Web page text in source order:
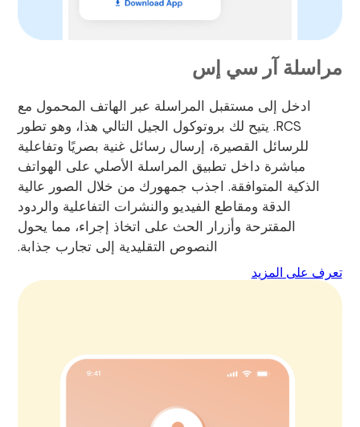
مراسلة آر سي إس
ادخل إلى مستقبل المراسلة عبر الهاتف المحمول مع
RCS. يتيح لك بروتوكول الجيل التالي هذا، وهو تطور
للرسائل القصيرة، إرسال رسائل غنية بصريًا وتفاعلية
مباشرة داخل تطبيق المراسلة الأصلي على الهواتف
الذكية المتوافقة. اجذب جمهورك من خلال الصور عالية
الدقة ومقاطع الفيديو والنشرات التفاعلية والردود
المقترحة وأزرار الحث على اتخاذ إجراء، مما يحول
النصوص التقليدية إلى تجارب جذابة.
تعرف على المزيد